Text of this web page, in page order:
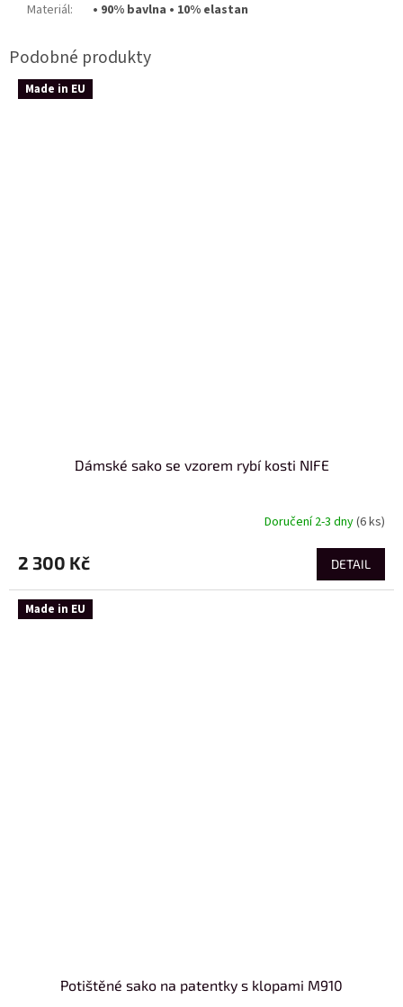
Materiál: • 90% bavlna • 10% elastan
Made in EU
Dámské sako se vzorem rybí kosti NIFE
Doručení 2-3 dny(6 ks)
2 300 Kč DETAIL
Made in EU
Potištěné sako na patentky s klopami M910